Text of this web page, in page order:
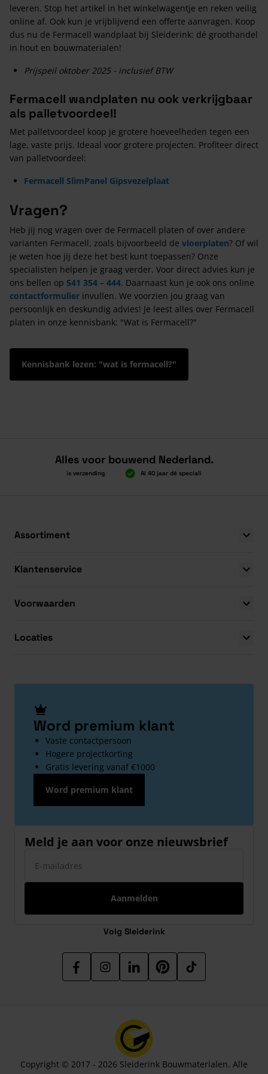
leveren. Stop het artikel in het winkelwagentje en reken veilig
online af. Ook kun je vrijblijvend een offerte aanvragen. Koop
dus nu de Fermacell wandplaat bij Sleiderink: dé groothandel
in hout en bouwmaterialen!
Prijspeil oktober 2025 - inclusief BTW
Fermacell wandplaten nu ook verkrijgbaar
als palletvoordeel!
Met palletvoordeel koop je grotere hoeveelheden tegen een
lage, vaste prijs. Ideaal voor grotere projecten. Profiteer direct
van palletvoordeel:
Fermacell SlimPanel Gipsvezelplaat
Vragen?
Heb jij nog vragen over de Fermacell platen of over andere
varianten Fermacell, zoals bijvoorbeeld de vloerplaten? Of wil
je weten hoe jij deze het best kunt toepassen? Onze
specialisten helpen je graag verder. Voor direct advies kun je
ons bellen op 541 354 – 444. Daarnaast kun je ook ons online
contactformulier invullen. We voorzien jou graag van
persoonlijk en deskundig advies! Je leest alles over Fermacell
platen in onze kennisbank: "Wat is Fermacell?"
Kennisbank lezen: "wat is fermacell?"
Alles voor bouwend Nederland.
Boven 2.000 gratis verzending Al 40 jaar dé specialist
Assortiment
Klantenservice
Voorwaarden
Locaties
Word premium klant
Vaste contactpersoon
Hogere projectkorting
Gratis levering vanaf €1000
Word premium klant
Meld je aan voor onze nieuwsbrief
Aanmelden
Volg Sleiderink
Copyright © 2017 - 2026 Sleiderink Bouwmaterialen. Alle